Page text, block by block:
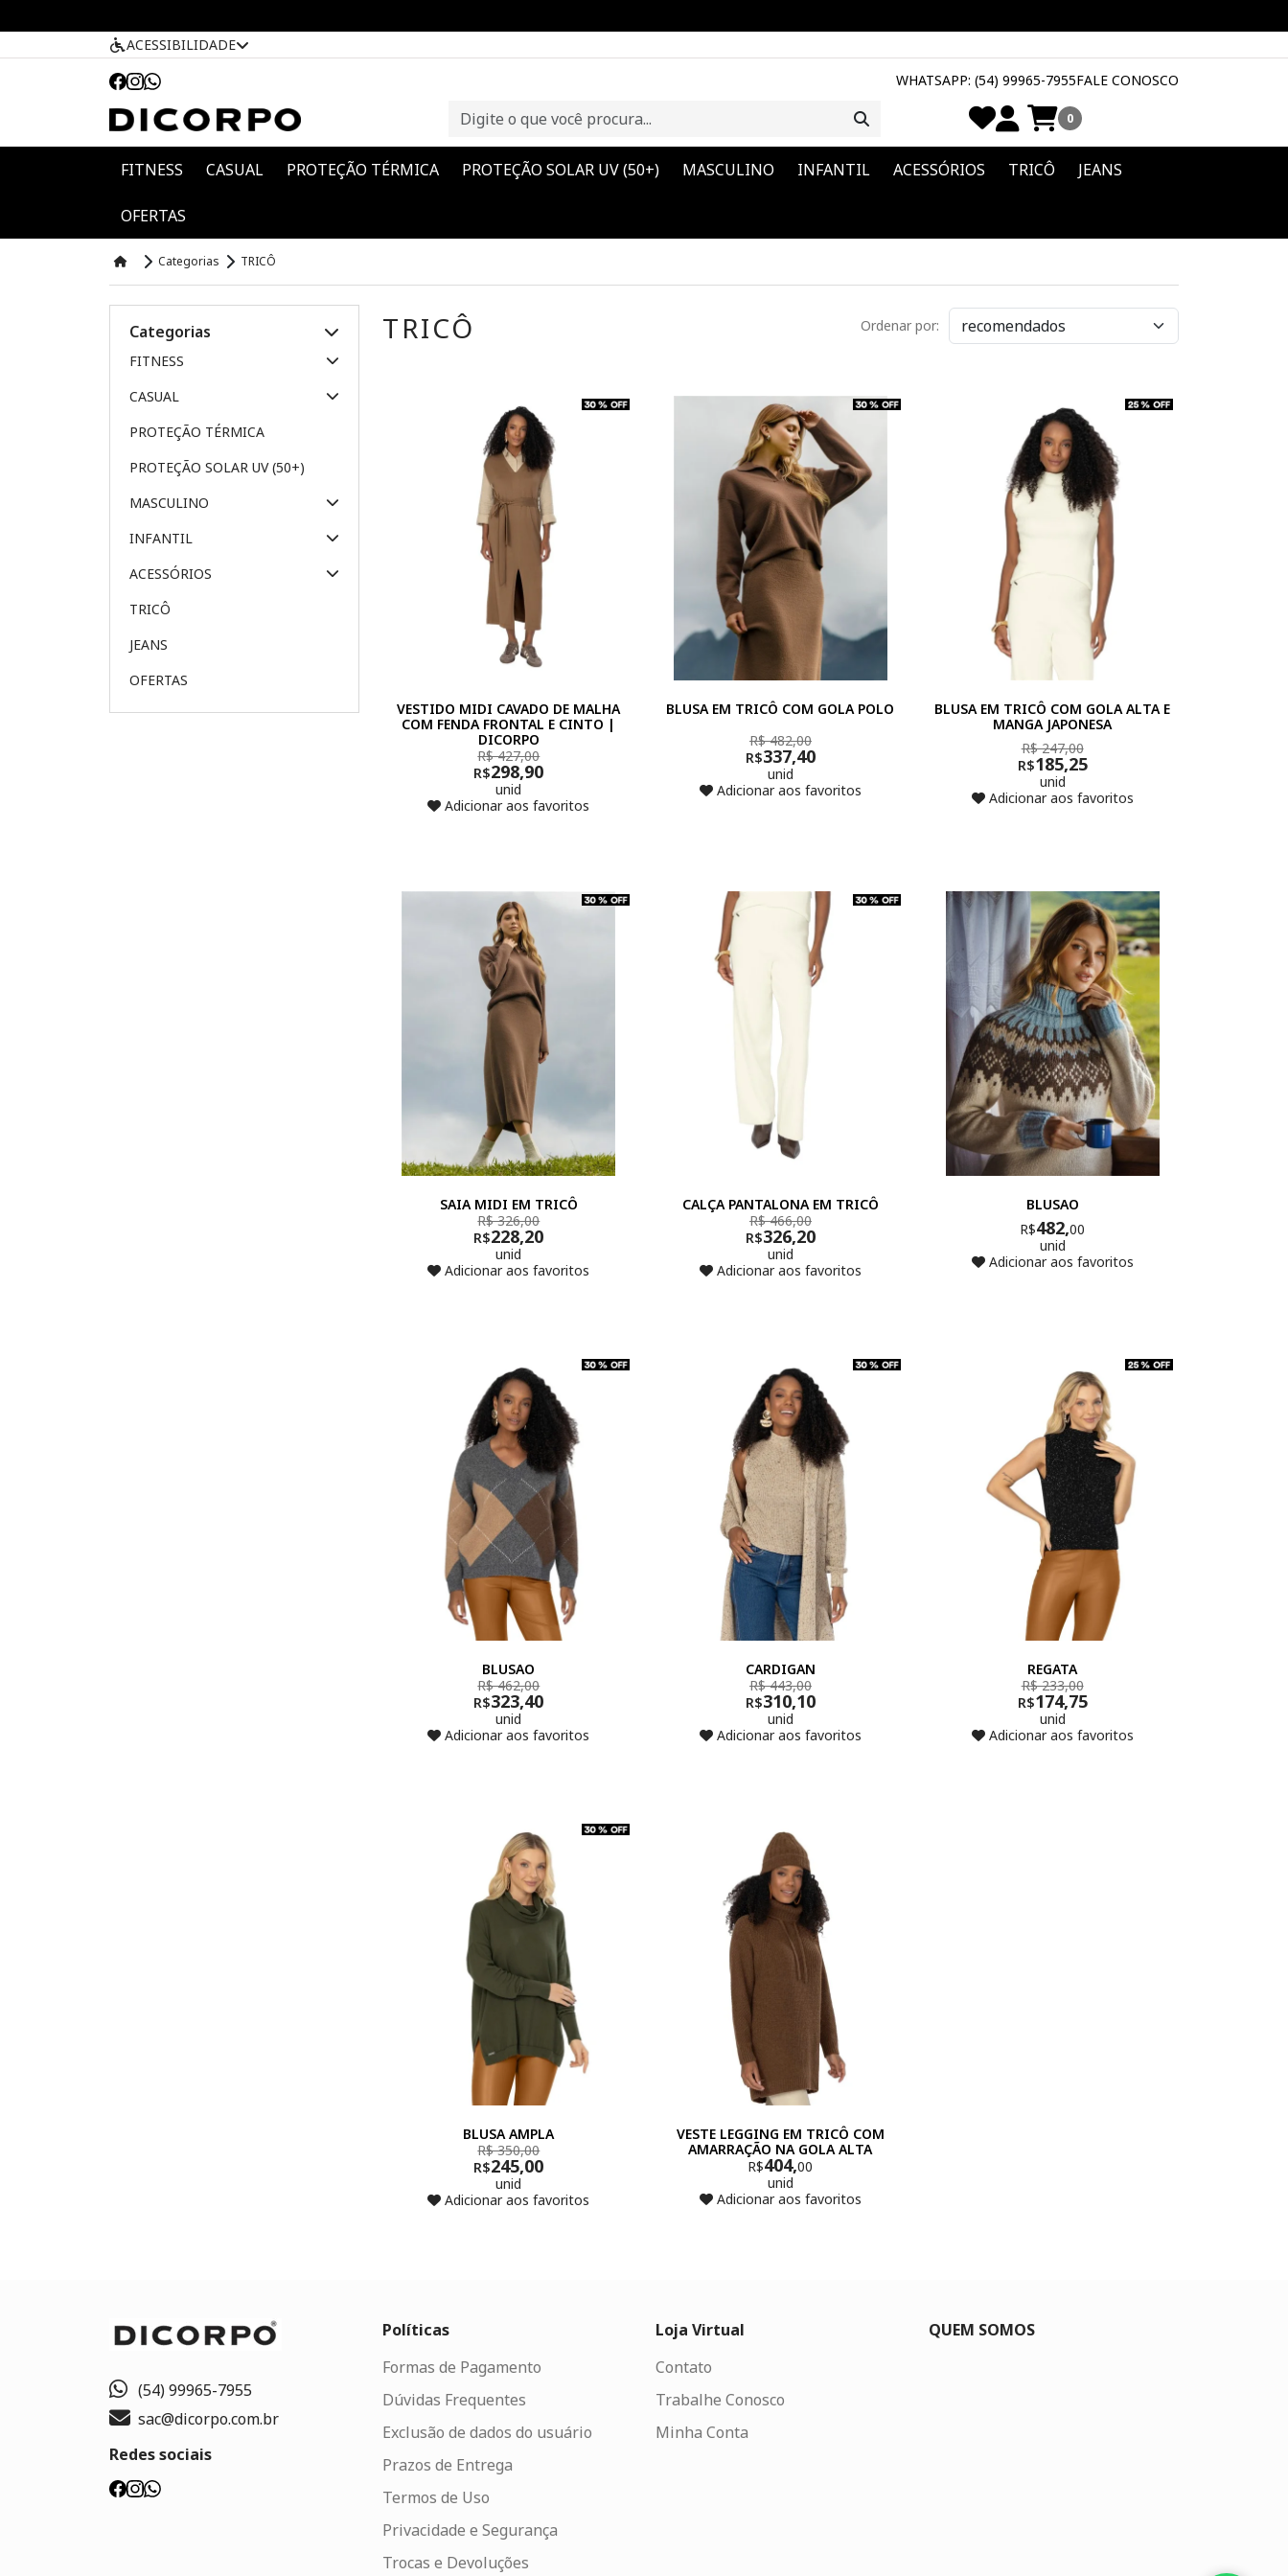
ACESSIBILIDADE
WHATSAPP: (54) 99965-7955FALE CONOSCO
0
FITNESS CASUAL PROTEÇÃO TÉRMICA PROTEÇÃO SOLAR UV (50+) MASCULINO INFANTIL ACESSÓRIOS TRICÔ JEANS
OFERTAS
Categorias TRICÔ
Categorias
FITNESS
CASUAL
PROTEÇÃO TÉRMICA
PROTEÇÃO SOLAR UV (50+)
MASCULINO
INFANTIL
ACESSÓRIOS
TRICÔ
JEANS
OFERTAS
TRICÔ Ordenar por:
VESTIDO MIDI CAVADO DE MALHA
COM FENDA FRONTAL E CINTO |
DICORPO
R$ 427,00
R$298,90
unid
Adicionar aos favoritos
BLUSA EM TRICÔ COM GOLA POLO
R$ 482,00
R$337,40
unid
Adicionar aos favoritos
BLUSA EM TRICÔ COM GOLA ALTA E
MANGA JAPONESA
R$ 247,00
R$185,25
unid
Adicionar aos favoritos
SAIA MIDI EM TRICÔ
R$ 326,00
R$228,20
unid
Adicionar aos favoritos
CALÇA PANTALONA EM TRICÔ
R$ 466,00
R$326,20
unid
Adicionar aos favoritos
BLUSAO
R$482,00
unid
Adicionar aos favoritos
BLUSAO
R$ 462,00
R$323,40
unid
Adicionar aos favoritos
CARDIGAN
R$ 443,00
R$310,10
unid
Adicionar aos favoritos
REGATA
R$ 233,00
R$174,75
unid
Adicionar aos favoritos
BLUSA AMPLA
R$ 350,00
R$245,00
unid
Adicionar aos favoritos
VESTE LEGGING EM TRICÔ COM
AMARRAÇÃO NA GOLA ALTA
R$404,00
unid
Adicionar aos favoritos
(54) 99965-7955
sac@dicorpo.com.br
Redes sociais
Políticas
Formas de Pagamento
Dúvidas Frequentes
Exclusão de dados do usuário
Prazos de Entrega
Termos de Uso
Privacidade e Segurança
Trocas e Devoluções
Loja Virtual
Contato
Trabalhe Conosco
Minha Conta
QUEM SOMOS